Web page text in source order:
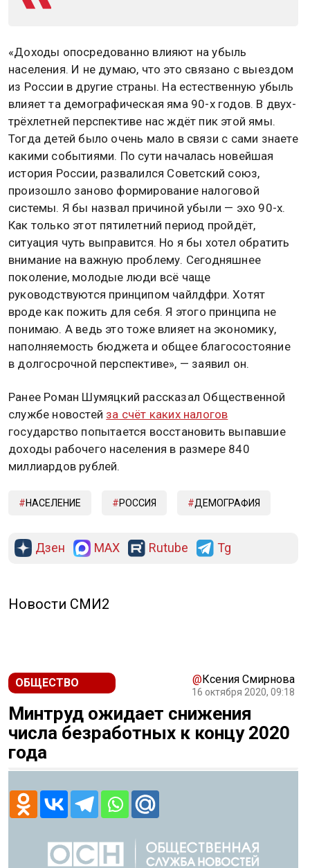
«Доходы опосредованно влияют на убыль
населения. И не думаю, что это связано с выездом
из России в другие страны. На естественную убыль
влияет та демографическая яма 90-х годов. В двух-
трёхлетней перспективе нас ждёт пик этой ямы.
Тогда детей было очень мало в связи с сами знаете
какими событиями. По сути началась новейшая
история России, развалился Советский союз,
произошло заново формирование налоговой
системы. Я бы назвал причиной убыли — эхо 90-х.
Как только этот пятилетний период пройдёт,
ситуация чуть выправится. Но я бы хотел обратить
внимание на важную проблему. Сегодняшнее
поколение, молодые люди всё чаще
руководствуются принципом чайлдфри. Хотят
вроде как пожить для себя. Я этого принципа не
понимаю. А ведь это тоже влияет на экономику,
наполняемость бюджета и общее благосостояние
в долгосрочной перспективе», — заявил он.
Ранее Роман Шумяцкий рассказал Общественной
службе новостей за счёт каких налогов
государство попытается восстановить выпавшие
доходы рабочего населения в размере 840
миллиардов рублей.
НАСЕЛЕНИЕ РОССИЯ ДЕМОГРАФИЯ
Дзен MAX Rutube Tg
Новости СМИ2
ОБЩЕСТВО @Ксения Смирнова
16 октября 2020, 09:18
Минтруд ожидает снижения
числа безработных к концу 2020
года